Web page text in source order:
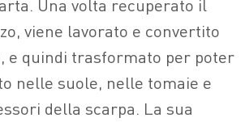
Una volta recuperato il
viene lavorato e convertito
e quindi trasformato per poter
nelle suole, nelle tomaie e
della scarpa. La sua